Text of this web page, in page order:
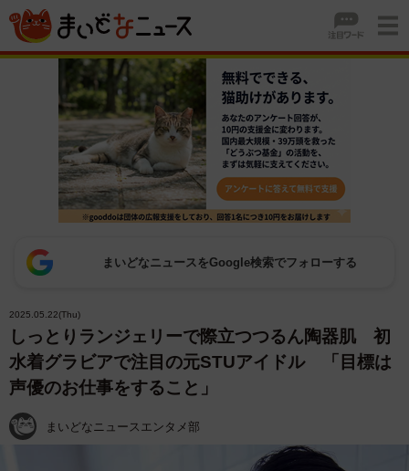
まいどなニュースをGoogle検索でフォローする
2025.05.22(Thu)
しっとりランジェリーで際立つつるん陶器肌 初
水着グラビアで注目の元STUアイドル 「目標は
声優のお仕事をすること」
まいどなニュースエンタメ部